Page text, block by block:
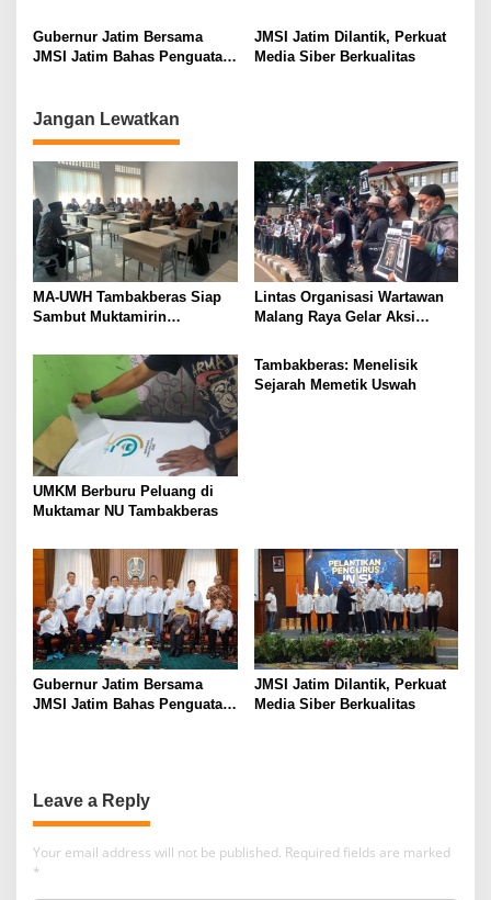
o
Gubernur Jatim Bersama
JMSI Jatim Bahas Penguatan
JMSI Jatim Dilantik, Perkuat
Media Siber Berkualitas
Jangan Lewatkan
MA-UWH Tambakberas Siap
Sambut Muktamirin
Lintas Organisasi Wartawan
Malang Raya Gelar Aksi
Ireng”
UMKM Berburu Peluang di
Muktamar NU Tambakberas
Tambakberas: Menelisik
Sejarah Memetik Uswah
Gubernur Jatim Bersama
JMSI Jatim Bahas Penguatan
JMSI Jatim Dilantik, Perkuat
Media Siber Berkualitas
Leave a Reply
Your email address will not be published. Required fields are marked
*